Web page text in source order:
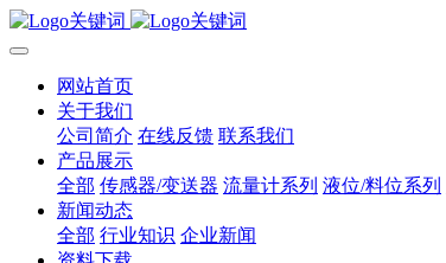
网站首页
关于我们
公司简介 在线反馈 联系我们
产品展示
全部 传感器/变送器 流量计系列 液位/料位系列
新闻动态
全部 行业知识 企业新闻